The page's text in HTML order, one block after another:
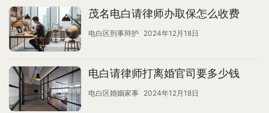
茂名电白请律师办取保怎么收费
电白区刑事辩护 2024年12月18日
电白请律师打离婚官司要多少钱
电白区婚姻家事 2024年12月18日